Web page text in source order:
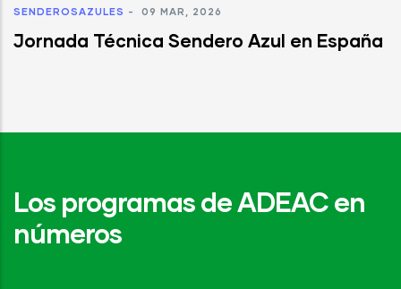
SENDEROSAZULES - 09 MAR, 2026
Jornada Técnica Sendero Azul en España
Los programas de ADEAC en
números